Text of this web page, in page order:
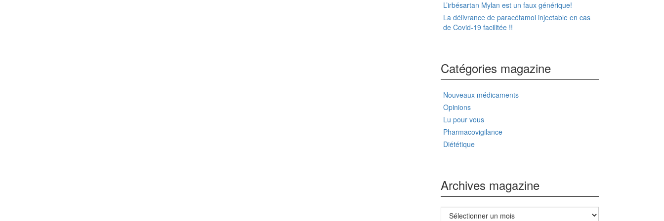
L’irbésartan Mylan est un faux générique!
La délivrance de paracétamol injectable en cas
de Covid-19 facilitée !!
Catégories magazine
Nouveaux médicaments
Opinions
Lu pour vous
Pharmacovigilance
Diététique
Archives magazine
Archives